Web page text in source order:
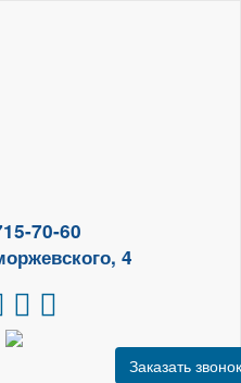
70-60
4
Заказать звонок